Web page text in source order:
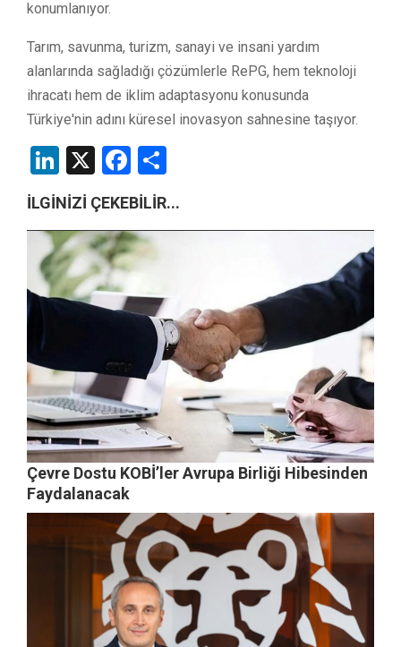
konumlanıyor.
Tarım, savunma, turizm, sanayi ve insani yardım
alanlarında sağladığı çözümlerle RePG, hem teknoloji
ihracatı hem de iklim adaptasyonu konusunda
Türkiye'nin adını küresel inovasyon sahnesine taşıyor.
LinkedIn
X Facebook
İLGİNİZİ ÇEKEBİLİR...
Çevre Dostu KOBİ’ler Avrupa Birliği Hibesinden
Faydalanacak